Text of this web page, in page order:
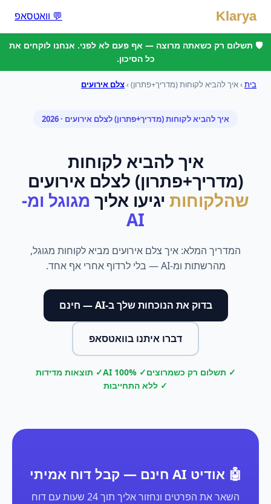
Klarya 💬 וואטסאפ
🛡️ תשלום רק כשאתה מרוצה — אף פעם לא לפני. אנחנו לוקחים את
כל הסיכון.
בית›איך להביא לקוחות (מדריך+פתרון)›צלם אירועים
איך להביא לקוחות (מדריך+פתרון)לצלם אירועים · 2026
איך להביא לקוחות
(מדריך+פתרון) לצלם אירועים
שהלקוחות יגיעו אליך מגוגל ומ-
AI
המדריך המלא: איך צלם אירועים מביא לקוחות מגוגל,
מהרשתות ומ-AI — בלי לרדוף אחרי אף אחד.
בדוק את הנוכחות שלך ב-AI — חינם
דברו איתנו בוואטסאפ
✓ תשלום רק כשמרוצים✓ 100% AI
✓ תוצאות מדידות
✓ ללא התחייבות
🤖 אודיט AI חינם — קבל דוח אמיתי
השאר את הפרטים ונחזור אליך תוך 24 שעות עם דוח